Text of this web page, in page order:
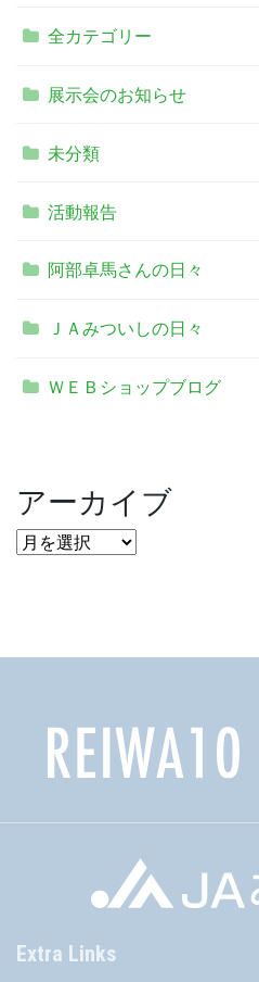
全カテゴリー
展示会のお知らせ
未分類
活動報告
阿部卓馬さんの日々
ＪＡみついしの日々
ＷＥＢショップブログ
アーカイブ
ア
Extra Links